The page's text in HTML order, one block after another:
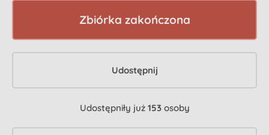
Zbiórka zakończona
Udostępnij
Udostępniły już 153osoby